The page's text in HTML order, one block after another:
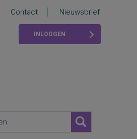
Contact Nieuwsbrief
INLOGGEN